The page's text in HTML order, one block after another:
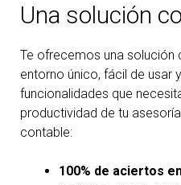
Una solución
Te ofrecemos una solución
entorno único, fácil de usar
funcionalidades que
productividad de tu
contable:
100% de aciertos